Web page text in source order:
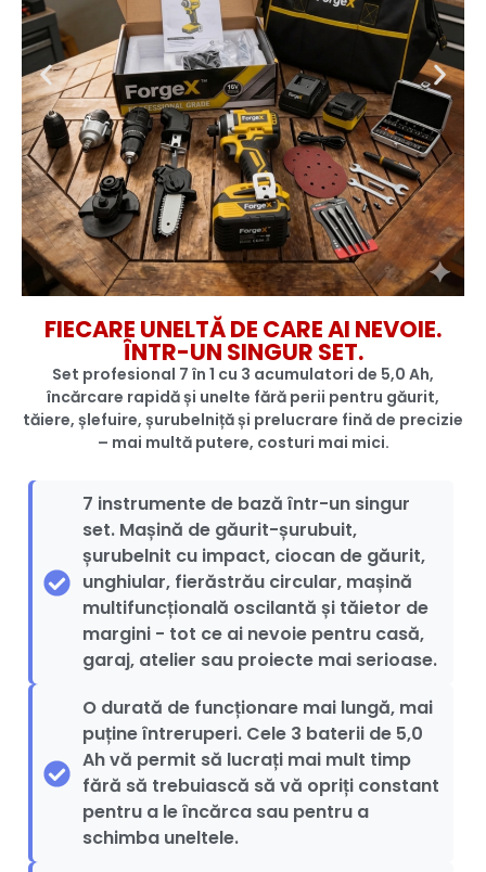
FIECARE UNELTĂ DE CARE AI NEVOIE.
ÎNTR-UN SINGUR SET.
Set profesional 7 în 1 cu 3 acumulatori de 5,0 Ah,
încărcare rapidă și unelte fără perii pentru găurit,
tăiere, șlefuire, șurubelniță și prelucrare fină de precizie
– mai multă putere, costuri mai mici.
7 instrumente de bază într-un singur
set. Mașină de găurit-șurubuit,
șurubelnit cu impact, ciocan de găurit,
unghiular, fierăstrău circular, mașină
multifuncțională oscilantă și tăietor de
margini - tot ce ai nevoie pentru casă,
garaj, atelier sau proiecte mai serioase.
O durată de funcționare mai lungă, mai
puține întreruperi. Cele 3 baterii de 5,0
Ah vă permit să lucrați mai mult timp
fără să trebuiască să vă opriți constant
pentru a le încărca sau pentru a
schimba uneltele.